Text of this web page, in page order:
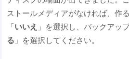
ストールメディアがなければ、作
「いいえ 」を選択し、バックアッ
る 」を選択してください。